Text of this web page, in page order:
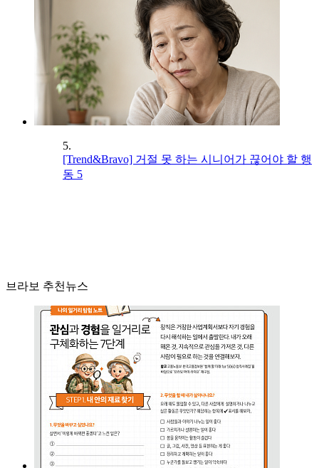
5.
[Trend&Bravo] 거절 못 하는 시니어가 끊어야 할 행
동 5
브라보 추천뉴스